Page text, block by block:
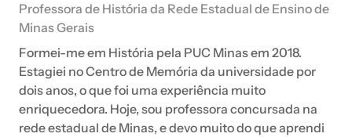
Professora de História da Rede Estadual de Ensino de
Minas Gerais
Formei-me em História pela PUC Minas em 2018.
Estagiei no Centro de Memória da universidade por
dois anos, o que foi uma experiência muito
enriquecedora. Hoje, sou professora concursada na
rede estadual de Minas, e devo muito do que aprendi